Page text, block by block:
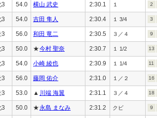
3 54.0 横山 武史 2:30.1 １ 2
3 54.0 吉田 隼人 2:30.4 １ 3/4 3
3 56.0 和田 竜二 2:30.5 ３／４ 9
3 50.0 ★今村 聖奈 2:30.7 １ 1/2 13
3 54.0 小崎 綾也 2:30.9 １ 1/4 11
3 56.0 藤岡 佑介 2:31.0 １／２ 16
3 53.0 ▲ 川端 海翼 2:31.1 ３／４ 18
3 50.0 ★永島 まなみ 2:31.2 クビ 9